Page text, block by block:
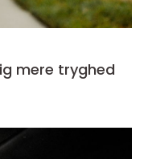
mere tryghed